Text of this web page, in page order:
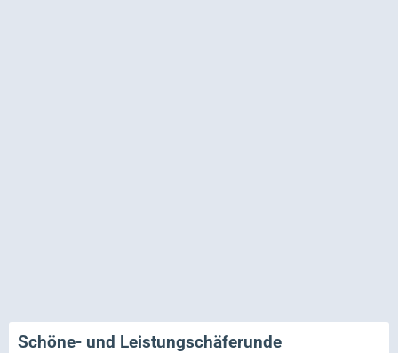
Schöne- und Leistungschäferunde